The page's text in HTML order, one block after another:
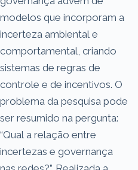
modelos que incorporam a
incerteza ambiental e
comportamental, criando
sistemas de regras de
controle e de incentivos. O
problema da pesquisa pode
ser resumido na pergunta:
“Qual a relação entre
incertezas e governança